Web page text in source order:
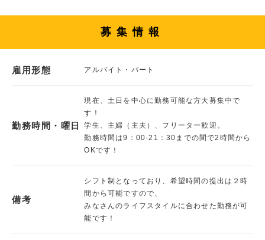
募集情報
雇用形態 アルバイト・パート
勤務時間・曜日
現在、土日を中心に勤務可能な方大募集中で
す！
学生、主婦（主夫）、フリーター歓迎。
勤務時間は9：00-21：30までの間で2時間から
OKです！
備考
シフト制となっており、希望時間の提出は２時
間から可能ですので、
みなさんのライフスタイルに合わせた勤務が可
能です！